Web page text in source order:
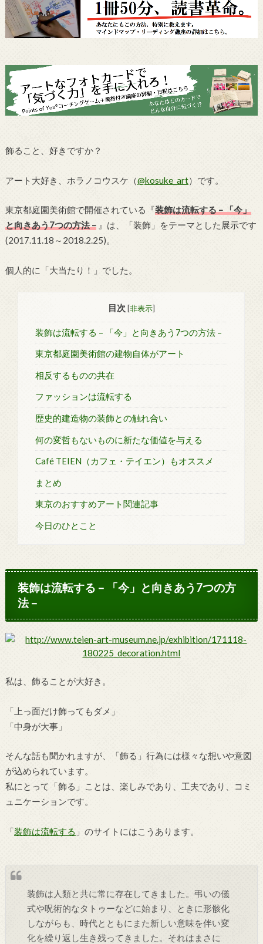
飾ること、好きですか？
アート大好き、ホラノコウスケ（@kosuke_art）です。
東京都庭園美術館で開催されている『装飾は流転する – 「今」
と向きあう7つの方法 –』は、「装飾」をテーマとした展示です
(2017.11.18～2018.2.25)。
個人的に「大当たり！」でした。
目次 [非表示]
装飾は流転する – 「今」と向きあう7つの方法 –
東京都庭園美術館の建物自体がアート
相反するものの共在
ファッションは流転する
歴史的建造物の装飾との触れ合い
何の変哲もないものに新たな価値を与える
Café TEIEN（カフェ・テイエン）もオススメ
まとめ
東京のおすすめアート関連記事
今日のひとこと
装飾は流転する – 「今」と向きあう7つの方
法 –
私は、飾ることが大好き。
「上っ面だけ飾ってもダメ」
「中身が大事」
そんな話も聞かれますが、「飾る」行為には様々な想いや意図
が込められています。
私にとって「飾る」ことは、楽しみであり、工夫であり、コミ
ュニケーションです。
「装飾は流転する 」のサイトにはこうあります。
装飾は人類と共に常に存在してきました。弔いの儀
式や呪術的なタトゥーなどに始まり、ときに形骸化
しながらも、時代とともにまた新しい意味を伴い変
化を繰り返し生き残ってきました。それはまさに